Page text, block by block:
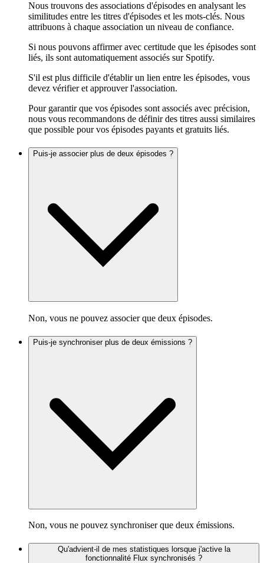
Nous trouvons des associations d'épisodes en analysant les
similitudes entre les titres d'épisodes et les mots-clés. Nous
attribuons à chaque association un niveau de confiance.
Si nous pouvons affirmer avec certitude que les épisodes sont
liés, ils sont automatiquement associés sur Spotify.
S'il est plus difficile d'établir un lien entre les épisodes, vous
devez vérifier et approuver l'association.
Pour garantir que vos épisodes sont associés avec précision,
nous vous recommandons de définir des titres aussi similaires
que possible pour vos épisodes payants et gratuits liés.
Puis-je associer plus de deux épisodes ?
Non, vous ne pouvez associer que deux épisodes.
Puis-je synchroniser plus de deux émissions ?
Non, vous ne pouvez synchroniser que deux émissions.
Qu'advient-il de mes statistiques lorsque j'active la
fonctionnalité Flux synchronisés ?